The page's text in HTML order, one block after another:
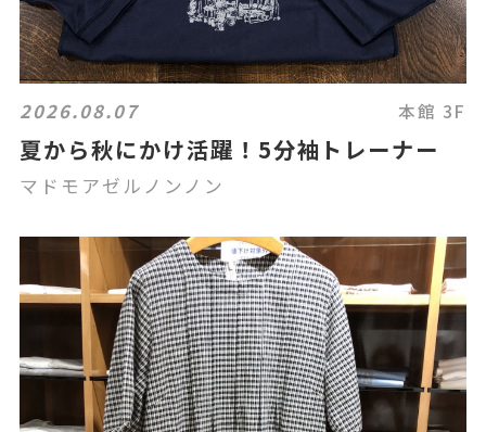
2026.08.07 本館 3F
夏から秋にかけ活躍！5分袖トレーナー
マドモアゼルノンノン